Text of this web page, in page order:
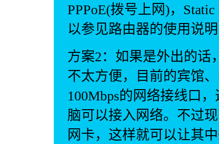
PPPoE(拨号上网)，
以参见路由器的使用说
方案2：如果是外出的话
不太方便，目前的宾馆
100Mbps的网络接线口
脑可以接入网络。不过
网卡，这样就可以让其